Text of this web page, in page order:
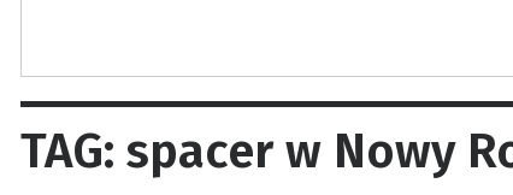
TAG: spacer w Nowy